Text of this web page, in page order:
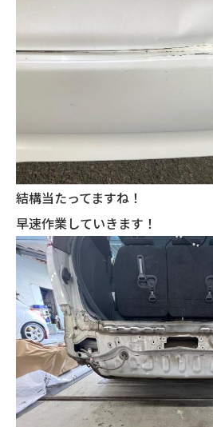
結構当たってますね！
早速作業していきます！